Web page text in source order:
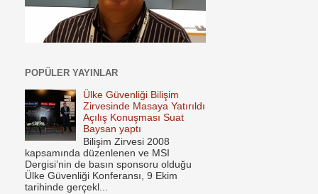
POPÜLER YAYINLAR
Ülke Güvenliği Bilişim
Zirvesinde Masaya Yatırıldı
Açılış Konuşması Suat
Baysan yaptı
Bilişim Zirvesi 2008
kapsamında düzenlenen ve MSI
Dergisi’nin de basın sponsoru olduğu
Ülke Güvenliği Konferansı, 9 Ekim
tarihinde gerçekl...